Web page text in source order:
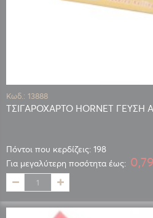
Κωδ.: 13888
ΤΣΙΓΑΡΟΧΑΡΤΟ HORNET ΓΕΥΣΗ
Πόντοι που κερδίζεις: 198
Για μεγαλύτερη ποσότητα έως: